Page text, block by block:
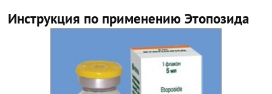
Инструкция по применению Этопозида